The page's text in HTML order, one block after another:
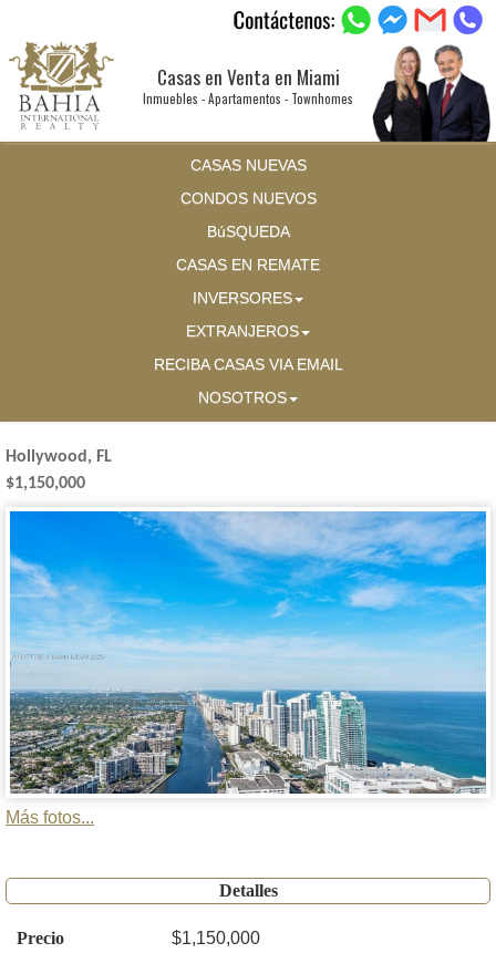
Casas en Venta en Miami
Inmuebles - Apartamentos - Townhomes
CASAS NUEVAS
CONDOS NUEVOS
BúSQUEDA
CASAS EN REMATE
INVERSORES
EXTRANJEROS
RECIBA CASAS VIA EMAIL
NOSOTROS
Hollywood, FL
$1,150,000
Más fotos...
Detalles
Precio $1,150,000